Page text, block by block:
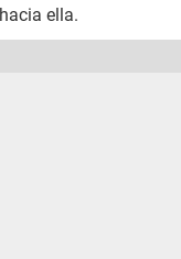
hacia ella.